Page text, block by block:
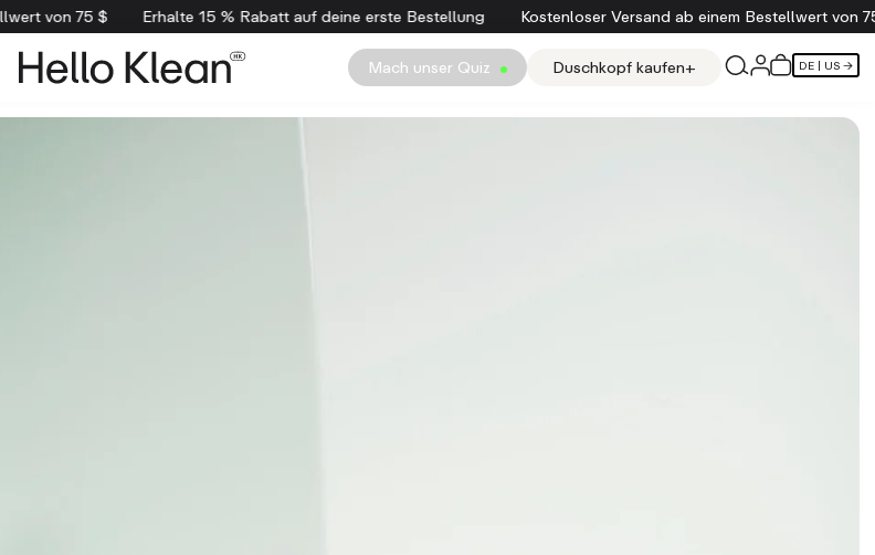
von 75 $ Erhalte 15 % Rabatt auf deine erste Bestellung Kostenloser Versand ab einem Bestellwert von 75 $
Mach unser Quiz Duschkopf kaufen+ DE | US →